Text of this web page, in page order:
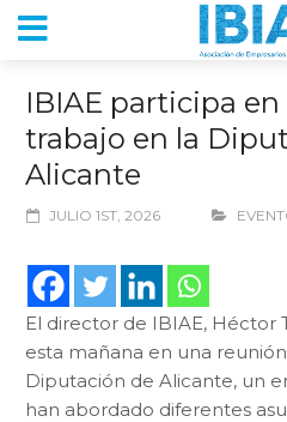
IBIAE participa
trabajo en la
Alicante
JULIO 1ST, 2026
El director de IBIAE, Héctor
esta mañana en una
Diputación de Alicante, un
han abordado diferentes